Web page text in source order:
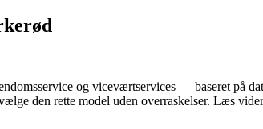
og viceværtservices — baseret på
den rette model uden overraskelser. Læs